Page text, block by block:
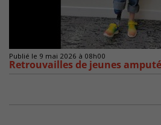
Publié le 9 mai 2026 à 08h00
Retrouvailles de jeunes